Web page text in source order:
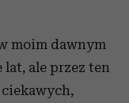
moim dawnym
ale przez ten